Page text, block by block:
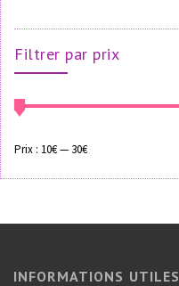
Filtrer par prix
Prix : 10€— 30€
INFORMATIONS UTILES